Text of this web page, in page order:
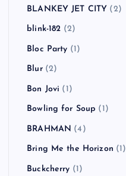
BLANKEY JET CITY (2)
blink-182 (2)
Bloc Party (1)
Blur(2)
Bon Jovi (1)
Bowling for Soup (1)
BRAHMAN (4)
Bring Me the Horizon (1)
Buckcherry (1)